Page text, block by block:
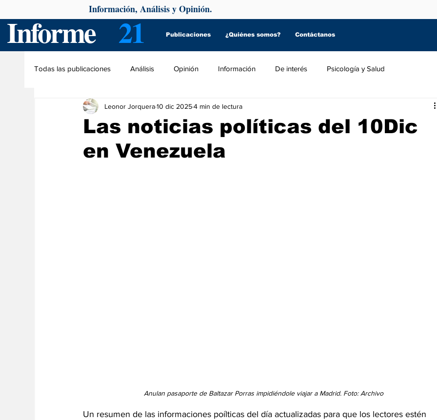
Informe 21 Publicaciones ¿Quiénes somos? Contáctanos
Información, Análisis y Opinión.
Todas las publicaciones Análisis Opinión Información De interés Psicología y Salud
Las noticias políticas del 10Dic
en Venezuela
Leonor Jorquera10 dic 20254 min de lectura
Anulan pasaporte de Baltazar Porras impidiéndole viajar a Madrid. Foto: Archivo
Un resumen de las informaciones poílticas del día actualizadas para que los lectores estén